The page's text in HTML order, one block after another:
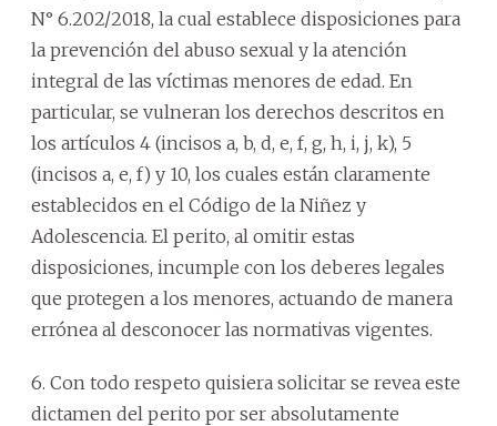
N° 6.202/2018, la cual establece disposiciones para
la prevención del abuso sexual y la atención
integral de las víctimas menores de edad. En
particular, se vulneran los derechos descritos en
los artículos 4 (incisos a, b, d, e, f, g, h, i, j, k), 5
(incisos a, e, f) y 10, los cuales están claramente
establecidos en el Código de la Niñez y
Adolescencia. El perito, al omitir estas
disposiciones, incumple con los deberes legales
que protegen a los menores, actuando de manera
errónea al desconocer las normativas vigentes.
6. Con todo respeto quisiera solicitar se revea este
dictamen del perito por ser absolutamente